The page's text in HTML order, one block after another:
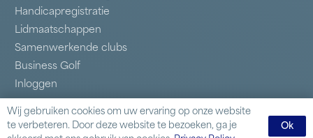
Handicapregistratie
Lidmaatschappen
Samenwerkende clubs
Business Golf
Inloggen
Contact
Wij gebruiken cookies om uw ervaring op onze website
te verbeteren. Door deze website te bezoeken, ga je
Ok